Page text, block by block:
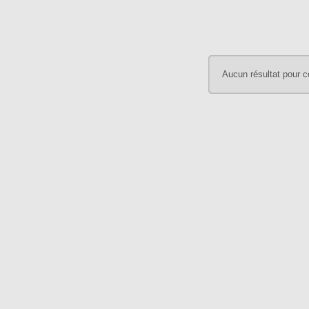
Aucun résultat pour